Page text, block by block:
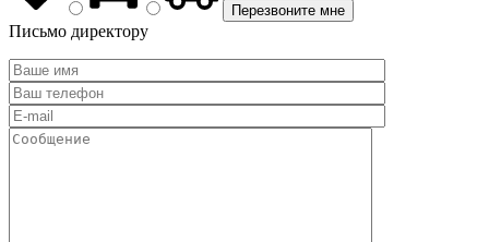
Письмо директору